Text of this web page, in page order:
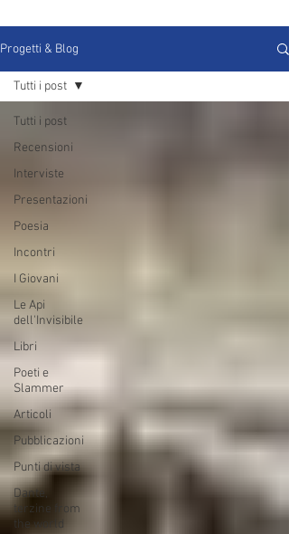
Progetti & Blog
Tutti i post
Recensioni
Interviste
Presentazioni
Poesia
Incontri
I Giovani
Le Api
dell'Invisibile
Libri
Poeti e
Slammer
Articoli
Pubblicazioni
Punti di vista
Dante,
terzine from
the world
Tutti i post